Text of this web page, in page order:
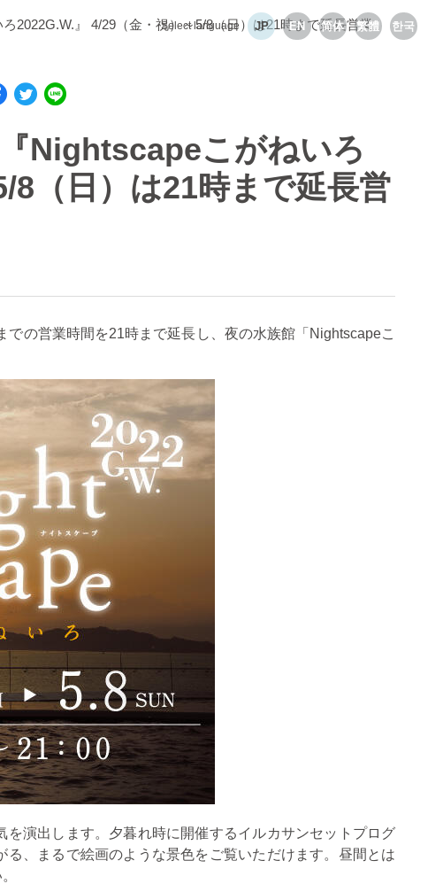
Select language JP EN 简体 繁體 한국
2022G.W.』 4/29（金・祝）～5/8（日）は21時まで延長営業
Nightscapeこがねいろ
8（日）は21時まで延長営
での営業時間を21時まで延長し、夜の水族館「Nightscapeこ
演出します。夕暮れ時に開催するイルカサンセットプログ
、まるで絵画のような景色をご覧いただけます。昼間とは